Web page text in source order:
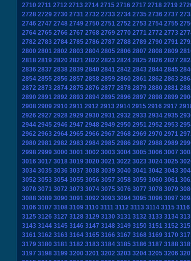
2710 2711 2712 2713 2714 2715 2716 2717 2718 2719
2728 2729 2730 2731 2732 2733 2734 2735 2736 2737
2746 2747 2748 2749 2750 2751 2752 2753 2754 2755
2764 2765 2766 2767 2768 2769 2770 2771 2772 2773
2782 2783 2784 2785 2786 2787 2788 2789 2790 2791
2800 2801 2802 2803 2804 2805 2806 2807 2808 2809
2818 2819 2820 2821 2822 2823 2824 2825 2826 2827
2836 2837 2838 2839 2840 2841 2842 2843 2844 2845
2854 2855 2856 2857 2858 2859 2860 2861 2862 2863
2872 2873 2874 2875 2876 2877 2878 2879 2880 2881
2890 2891 2892 2893 2894 2895 2896 2897 2898 2899
2908 2909 2910 2911 2912 2913 2914 2915 2916 2917
2926 2927 2928 2929 2930 2931 2932 2933 2934 2935
2944 2945 2946 2947 2948 2949 2950 2951 2952 2953
2962 2963 2964 2965 2966 2967 2968 2969 2970 2971
2980 2981 2982 2983 2984 2985 2986 2987 2988 2989
2998 2999 3000 3001 3002 3003 3004 3005 3006 3007
3016 3017 3018 3019 3020 3021 3022 3023 3024 3025
3034 3035 3036 3037 3038 3039 3040 3041 3042 3043
3052 3053 3054 3055 3056 3057 3058 3059 3060 3061
3070 3071 3072 3073 3074 3075 3076 3077 3078 3079
3088 3089 3090 3091 3092 3093 3094 3095 3096 3097
3106 3107 3108 3109 3110 3111 3112 3113 3114 3115 3116
3125 3126 3127 3128 3129 3130 3131 3132 3133 3134
3143 3144 3145 3146 3147 3148 3149 3150 3151 3152
3161 3162 3163 3164 3165 3166 3167 3168 3169 3170
3179 3180 3181 3182 3183 3184 3185 3186 3187 3188
3197 3198 3199 3200 3201 3202 3203 3204 3205 3206